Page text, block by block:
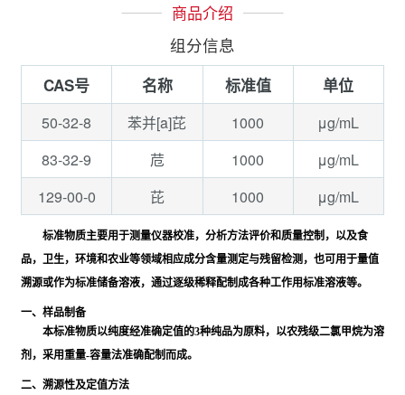
商品介绍
组分信息
CAS号 名称 标准值 单位
50-32-8 苯并[a]芘 1000
μg/mL
83-32-9
苊 1000
μg/mL
129-00-0
芘 1000 μg/mL
标准物质主要用于测量仪器校准，分析方法评价和质量控制，以及食
品，卫生，环境和农业等领域相应成分含量测定与残留检测，也可用于量值
溯源或作为标准储备溶液，通过逐级稀释配制成各种工作用标准溶液等。
一、样品制备
本标准物质以纯度经准确定值的3种纯品为原料，以农残级二氯甲烷为溶
剂，采用重量-容量法准确配制而成。
二、溯源性及定值方法